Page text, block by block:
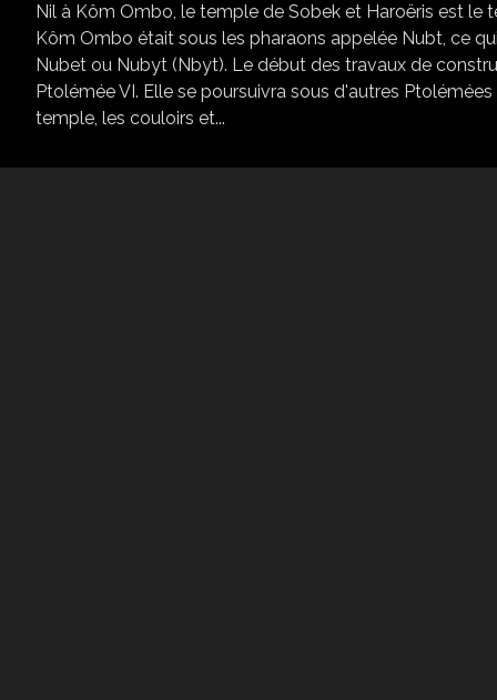
Nil à Kôm Ombo, le temple de Sobek et Haroëris est le
Kôm Ombo était sous les pharaons appelée Nubt, ce
Nubet ou Nubyt (Nbyt). Le début des travaux de
Ptolémée VI. Elle se poursuivra sous d'autres
temple, les couloirs et...